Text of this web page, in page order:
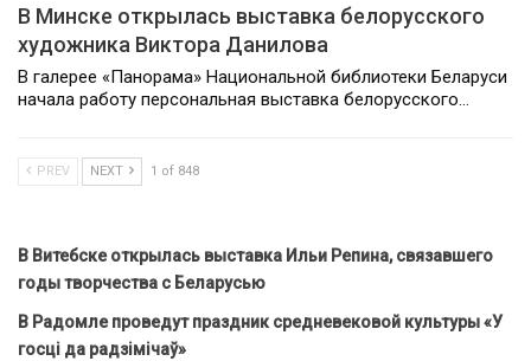
В Минске открылась выставка белорусского
художника Виктора Данилова
В галерее «Панорама» Национальной библиотеки Беларуси
начала работу персональная выставка белорусского…
PREV NEXT 1 of 848
В Витебске открылась выставка Ильи Репина, связавшего
годы творчества с Беларусью
В Радомле проведут праздник средневековой культуры «У
госці да радзімічаў»